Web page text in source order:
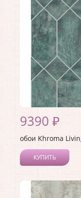
9390 ₽
обои Khroma
КУПИТЬ
Коллекция:Living
Длина рулона:8.23